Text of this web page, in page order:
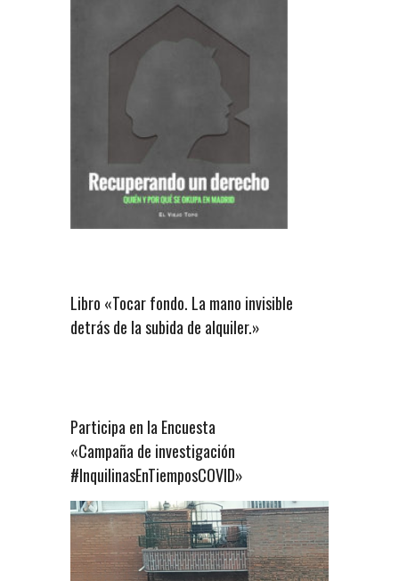
Libro «Tocar fondo. La mano invisible
detrás de la subida de alquiler.»
Participa en la Encuesta
«Campaña de investigación
#InquilinasEnTiemposCOVID»